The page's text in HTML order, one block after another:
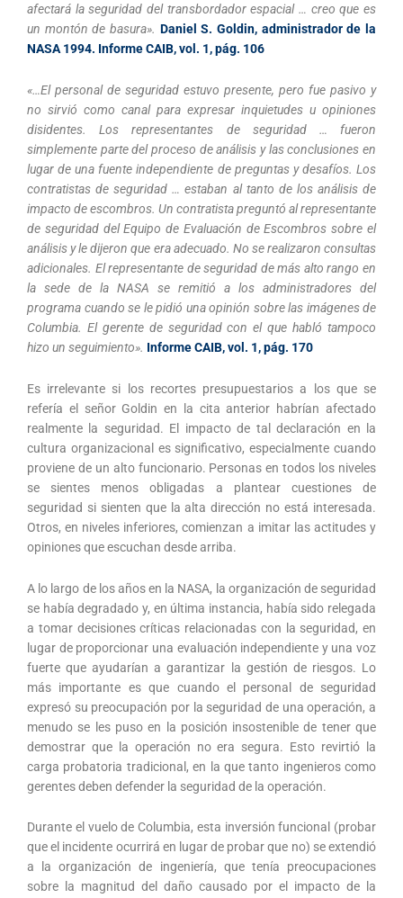
afectará la seguridad del transbordador espacial … creo que es
un montón de basura». Daniel S. Goldin, administrador de la
NASA 1994. Informe CAIB, vol. 1, pág. 106
«…El personal de seguridad estuvo presente, pero fue pasivo y
no sirvió como canal para expresar inquietudes u opiniones
disidentes. Los representantes de seguridad … fueron
simplemente parte del proceso de análisis y las conclusiones en
lugar de una fuente independiente de preguntas y desafíos. Los
contratistas de seguridad … estaban al tanto de los análisis de
impacto de escombros. Un contratista preguntó al representante
de seguridad del Equipo de Evaluación de Escombros sobre el
análisis y le dijeron que era adecuado. No se realizaron consultas
adicionales. El representante de seguridad de más alto rango en
la sede de la NASA se remitió a los administradores del
programa cuando se le pidió una opinión sobre las imágenes de
Columbia. El gerente de seguridad con el que habló tampoco
hizo un seguimiento». Informe CAIB, vol. 1, pág. 170
Es irrelevante si los recortes presupuestarios a los que se
refería el señor Goldin en la cita anterior habrían afectado
realmente la seguridad. El impacto de tal declaración en la
cultura organizacional es significativo, especialmente cuando
proviene de un alto funcionario. Personas en todos los niveles
se sientes menos obligadas a plantear cuestiones de
seguridad si sienten que la alta dirección no está interesada.
Otros, en niveles inferiores, comienzan a imitar las actitudes y
opiniones que escuchan desde arriba.
A lo largo de los años en la NASA, la organización de seguridad
se había degradado y, en última instancia, había sido relegada
a tomar decisiones críticas relacionadas con la seguridad, en
lugar de proporcionar una evaluación independiente y una voz
fuerte que ayudarían a garantizar la gestión de riesgos. Lo
más importante es que cuando el personal de seguridad
expresó su preocupación por la seguridad de una operación, a
menudo se les puso en la posición insostenible de tener que
demostrar que la operación no era segura. Esto revirtió la
carga probatoria tradicional, en la que tanto ingenieros como
gerentes deben defender la seguridad de la operación.
Durante el vuelo de Columbia, esta inversión funcional (probar
que el incidente ocurrirá en lugar de probar que no) se extendió
a la organización de ingeniería, que tenía preocupaciones
sobre la magnitud del daño causado por el impacto de la